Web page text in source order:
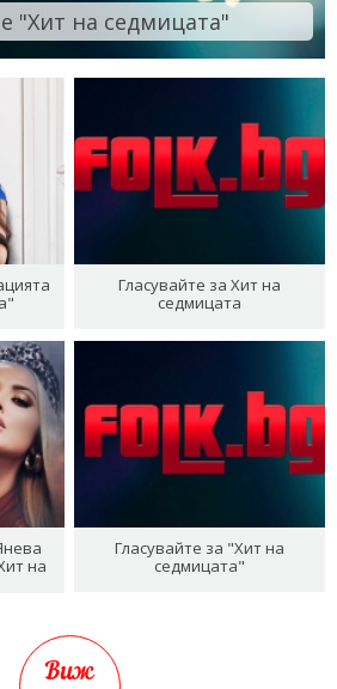
"Хит на седмицата"
Гласувайте за Хит на
седмицата
на
Гласувайте за "Хит на
седмицата"
Виж